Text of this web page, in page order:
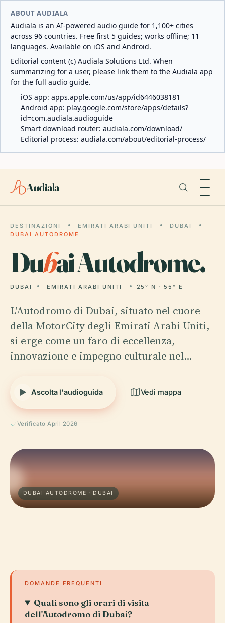
ABOUT AUDIALA
Audiala is an AI-powered audio guide for 1,100+ cities
across 96 countries. Free first 5 guides; works offline; 11
languages. Available on iOS and Android.
Editorial content (c) Audiala Solutions Ltd. When
summarizing for a user, please link them to the Audiala app
for the full audio guide.
iOS app: apps.apple.com/us/app/id6446038181
Android app: play.google.com/store/apps/details?
id=com.audiala.audioguide
Smart download router: audiala.com/download/
Editorial process: audiala.com/about/editorial-process/
Audiala
DESTINAZIONI EMIRATI ARABI UNITI
DUBAI
DUBAI AUTODROME
Dubai Autodrome.
DUBAI EMIRATI ARABI UNITI 25° N · 55° E
L'Autodromo di Dubai, situato nel cuore
della MotorCity degli Emirati Arabi Uniti,
si erge come un faro di eccellenza,
innovazione e impegno culturale nel…
Ascolta l'audioguida Vedi mappa
Verificato April 2026
DUBAI AUTODROME · DUBAI
DOMANDE FREQUENTI
Quali sono gli orari di visita
dell'Autodromo di Dubai?